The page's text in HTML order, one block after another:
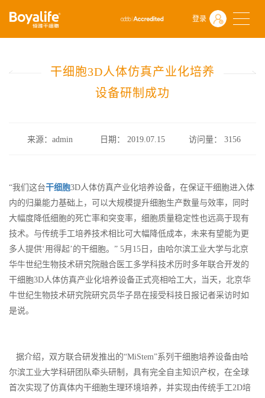
登录
首页 什么是干细胞
前沿动态
干细胞3D人体仿真产业化培养设备研制成功
干细胞3D人体仿真产业化培养
设备研制成功
来源：admin 日期： 2019.07.15 访问量：3156
“我们这台干细胞3D人体仿真产业化培养设备，在保证干细胞进入体
内的归巢能力基础上，可以大规模提升细胞生产数量与效率，同时
大幅度降低细胞的死亡率和突变率，细胞质量稳定性也远高于现有
技术。与传统手工培养技术相比可大幅降低成本，未来有望能为更
多人提供‘用得起’的干细胞。” 5月15日，由哈尔滨工业大学与北京
华牛世纪生物技术研究院融合医工多学科技术历时多年联合开发的
干细胞3D人体仿真产业化培养设备正式亮相哈工大，当天，北京华
牛世纪生物技术研究院研究员华子昂在接受科技日报记者采访时如
是说。
据介绍，双方联合研发推出的“MiStem”系列干细胞培养设备由哈
尔滨工业大学科研团队牵头研制，具有完全自主知识产权，在全球
首次实现了仿真体内干细胞生理环境培养，并实现由传统手工2D培